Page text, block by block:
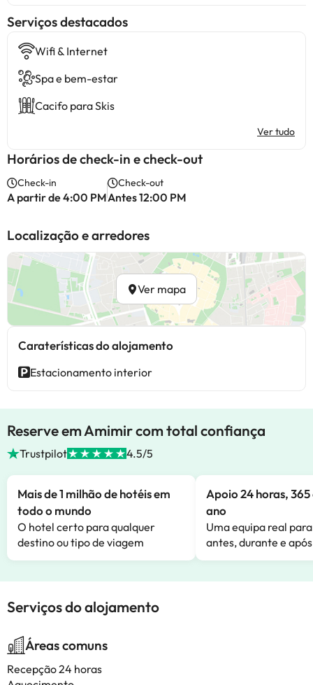
Serviços destacados
Wifi & Internet
Spa e bem-estar
Cacifo para Skis
Ver tudo
Horários de check-in e check-out
Check-in
A partir de 4:00 PM
Check-out
Antes 12:00 PM
Localização e arredores
Ver mapa
Caraterísticas do alojamento
Estacionamento interior
Reserve em Amimir com total confiança
Trustpilot 4.5/5
Mais de 1 milhão de hotéis em
todo o mundo
O hotel certo para qualquer
destino ou tipo de viagem
Apoio 24 horas,
ano
Uma equipa real
antes, durante e
Serviços do alojamento
Áreas comuns
Recepção 24 horas